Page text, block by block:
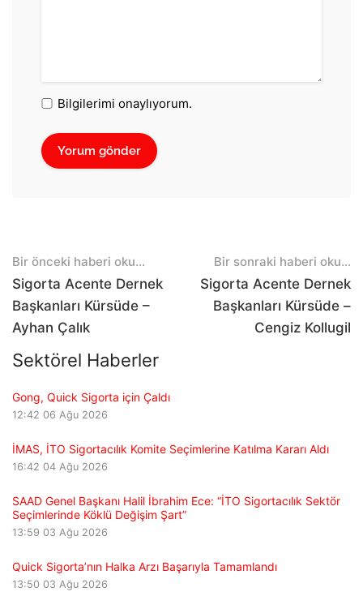
Bilgilerimi onaylıyorum.
Post
navigation
Bir önceki haberi oku...
Sigorta Acente Dernek
Başkanları Kürsüde –
Ayhan Çalık
Bir sonraki haberi oku...
Sigorta Acente Dernek
Başkanları Kürsüde –
Cengiz Kollugil
Sektörel Haberler
Gong, Quick Sigorta için Çaldı
12:42 06 Ağu 2026
İMAS, İTO Sigortacılık Komite Seçimlerine Katılma Kararı Aldı
16:42 04 Ağu 2026
SAAD Genel Başkanı Halil İbrahim Ece: “İTO Sigortacılık Sektör
Seçimlerinde Köklü Değişim Şart”
13:59 03 Ağu 2026
Quick Sigorta’nın Halka Arzı Başarıyla Tamamlandı
13:50 03 Ağu 2026